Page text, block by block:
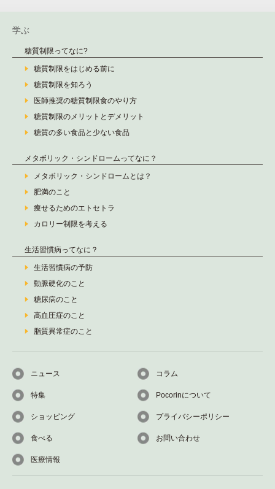
学ぶ
糖質制限ってなに?
糖質制限をはじめる前に
糖質制限を知ろう
医師推奨の糖質制限食のやり方
糖質制限のメリットとデメリット
糖質の多い食品と少ない食品
メタボリック・シンドロームってなに？
メタボリック・シンドロームとは？
肥満のこと
痩せるためのエトセトラ
カロリー制限を考える
生活習慣病ってなに？
生活習慣病の予防
動脈硬化のこと
糖尿病のこと
高血圧症のこと
脂質異常症のこと
ニュース
特集
ショッピング
食べる
医療情報
コラム
Pocorinについて
プライバシーポリシー
お問い合わせ